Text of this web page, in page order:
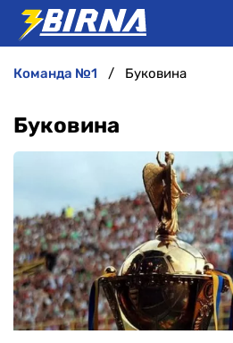
АНАЛІТИКА
РІЗНЕ
БУКМЕКЕРИ
команда №1 Буковина
Буковина